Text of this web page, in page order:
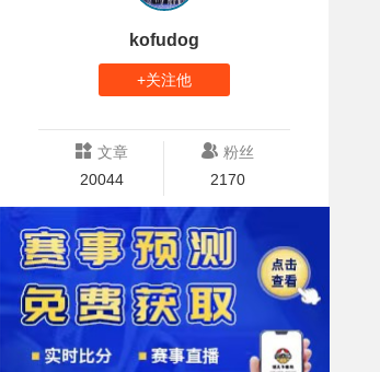
kofudog
+关注他
文章
20044
粉丝
2170